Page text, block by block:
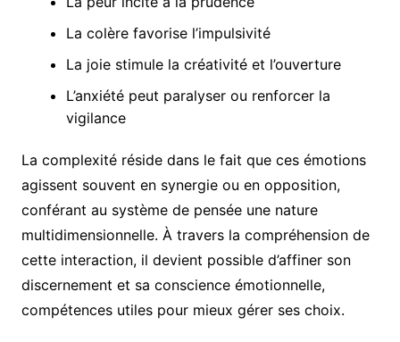
La colère favorise l’impulsivité
La joie stimule la créativité et l’ouverture
L’anxiété peut paralyser ou renforcer la
vigilance
La complexité réside dans le fait que ces émotions
agissent souvent en synergie ou en opposition,
conférant au système de pensée une nature
multidimensionnelle. À travers la compréhension de
cette interaction, il devient possible d’affiner son
discernement et sa conscience émotionnelle,
compétences utiles pour mieux gérer ses choix.